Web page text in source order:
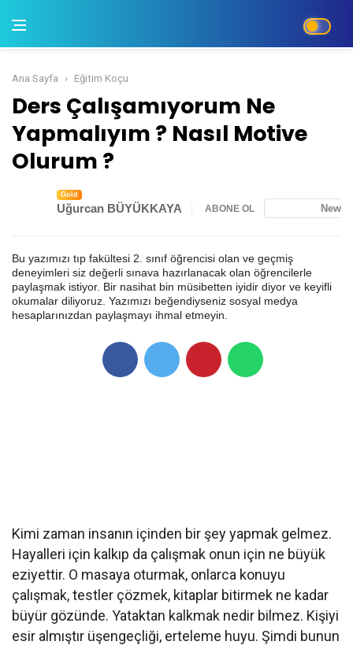
Ana Sayfa Eğitim Koçu
Ders Çalışamıyorum Ne
Yapmalıyım ? Nasıl Motive
Olurum ?
Gold
Uğurcan BÜYÜKKAYA ABONE OL News
Bu yazımızı tıp fakültesi 2. sınıf öğrencisi olan ve geçmiş
deneyimleri siz değerli sınava hazırlanacak olan öğrencilerle
paylaşmak istiyor. Bir nasihat bin müsibetten iyidir diyor ve keyifli
okumalar diliyoruz. Yazımızı beğendiyseniz sosyal medya
hesaplarınızdan paylaşmayı ihmal etmeyin.
Kimi zaman insanın içinden bir şey yapmak gelmez.
Hayalleri için kalkıp da çalışmak onun için ne büyük
eziyettir. O masaya oturmak, onlarca konuyu
çalışmak, testler çözmek, kitaplar bitirmek ne kadar
büyür gözünde. Yataktan kalkmak nedir bilmez. Kişiyi
esir almıştır üşengeçliği, erteleme huyu. Şimdi bunun